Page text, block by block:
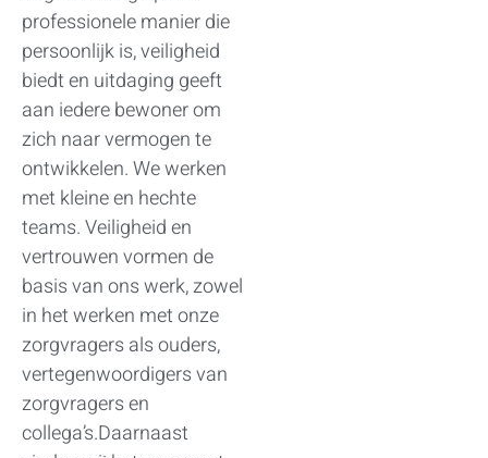
professionele manier die
persoonlijk is, veiligheid
biedt en uitdaging geeft
aan iedere bewoner om
zich naar vermogen te
ontwikkelen. We werken
met kleine en hechte
teams. Veiligheid en
vertrouwen vormen de
basis van ons werk, zowel
in het werken met onze
zorgvragers als ouders,
vertegenwoordigers van
zorgvragers en
collega’s.Daarnaast